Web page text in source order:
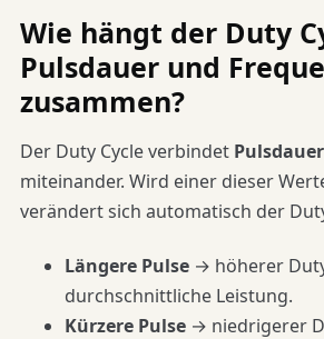
Wie hängt der Duty
Pulsdauer und
zusammen?
Der Duty Cycle verbindet Pulsdauer
miteinander. Wird einer dieser
verändert sich automatisch der
Längere Pulse → höherer
durchschnittliche Leistung.
Kürzere Pulse → niedrigerer